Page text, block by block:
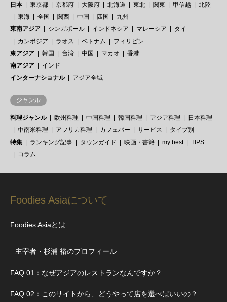
日本 東京都 京都府 大阪府 北海道 東北 関東 甲信越
北陸
東海
全国 関西 中国 四国
九州
東南アジア
シンガポール インドネシア マレーシア
タイ
カンボジア
ラオス ベトナム
フィリピン
東アジア
韓国 台湾 中国 マカオ
香港
南アジア
インド
インターナショナル
アジア全域
ジャンル
料理ジャンル 欧州料理 中国料理 韓国料理 アジア料理
日本料理
中南米料理
アフリカ料理 カフェバー サービス
タイプ別
特集
ランキング記事 タウンガイド 映画・書籍 my best
TIPS
コラム
Foodies Asiaについて
Foodies Asiaとは
主宰者・杉浦 裕のプロフィール
FAQ.01：なぜアジアのレストランなんですか？
FAQ.02：このサイトから、どうやって店を選べばいいの？